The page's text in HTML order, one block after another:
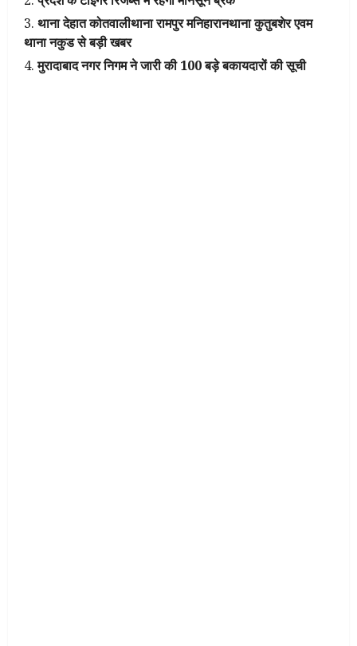
थाना देहात कोतवालीथाना रामपुर मनिहारानथाना कुतुबशेर एवम
थाना नकुड से बड़ी खबर
मुरादाबाद नगर निगम ने जारी की 100 बड़े बकायदारों की सूची